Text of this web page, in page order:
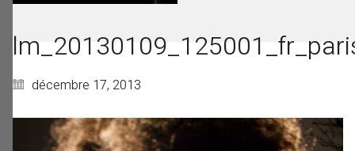
décembre 17, 2013